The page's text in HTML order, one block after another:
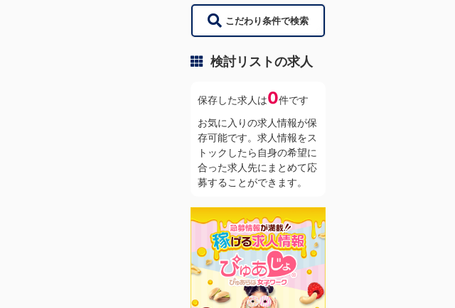
こだわり条件で検索
検討リストの求人
保存した求人は0件です
お気に入りの求人情報が保
存可能です。求人情報をス
トックしたら自身の希望に
合った求人先にまとめて応
募することができます。